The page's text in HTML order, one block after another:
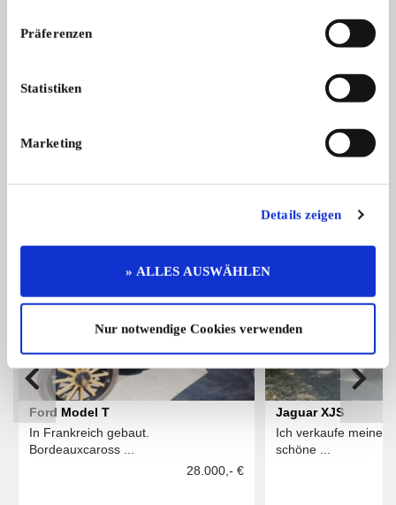
Präferenzen
Statistiken
Marketing
Details zeigen
» ALLES AUSWÄHLEN
Nur notwendige Cookies verwenden
Das könnte Sie auch interessieren
ALLE ANZEIGEN
1
Ford Model T
In Frankreich gebaut.
Bordeauxcaross ...
28.000,- €
Jaguar XJS
Ich verkaufe meinen
schöne ...